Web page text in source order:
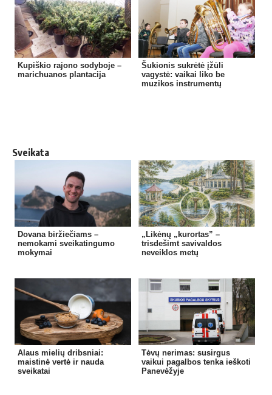
Kupiškio rajono sodyboje –
marichuanos plantacija
Šukionis sukrėtė įžūli
vagystė: vaikai liko be
muzikos instrumentų
Sveikata
Dovana biržiečiams –
nemokami sveikatingumo
mokymai
„Likėnų „kurortas” –
trisdešimt savivaldos
neveiklos metų
Alaus mielių dribsniai:
maistinė vertė ir nauda
sveikatai
Tėvų nerimas: susirgus
vaikui pagalbos tenka ieškoti
Panevėžyje